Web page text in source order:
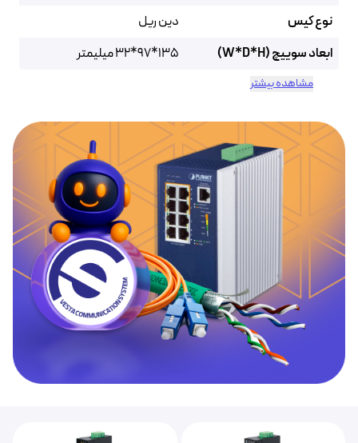
نوع کیس
دین ریل
ابعاد سوییچ (W*D*H)
135*97*32 میلیمتر
مشاهده بیشتر